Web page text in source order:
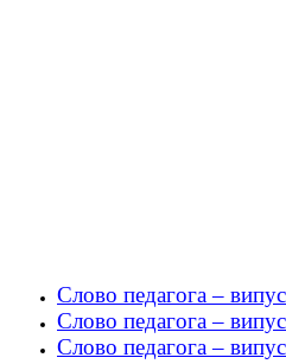
Слово педагога –
Слово педагога –
Слово педагога –